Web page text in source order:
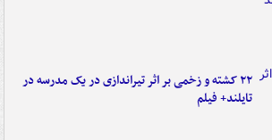
۲۲ کشته و زخمی بر اثر تیراندازی در یک مدرسه در
تایلند+ فیلم